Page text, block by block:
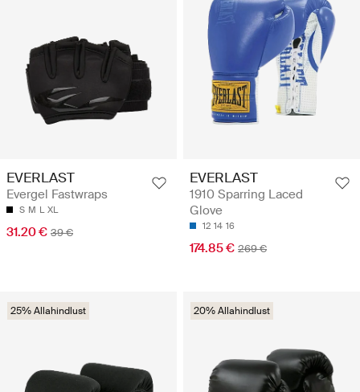
EVERLAST
Evergel Fastwraps
S M L XL
31.20 € 39 €
EVERLAST
1910 Sparring Laced
Glove
12 14 16
174.85 € 269 €
25% Allahindlust 20% Allahindlust